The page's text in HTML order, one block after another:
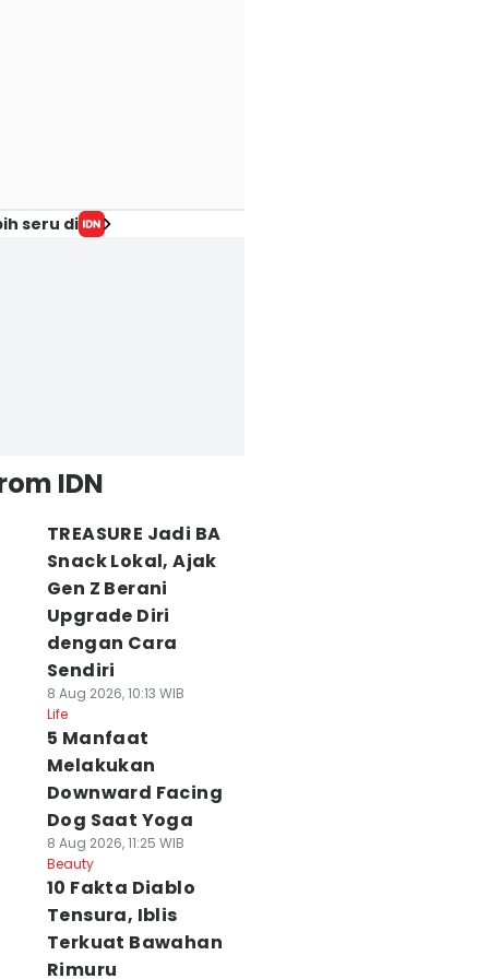
seru di
IDN
TREASURE Jadi BA
Snack Lokal, Ajak
Gen Z Berani
Upgrade Diri
dengan Cara
Sendiri
8 Aug 2026, 10:13 WIB
Life
5 Manfaat
Melakukan
Downward Facing
Dog Saat Yoga
8 Aug 2026, 11:25 WIB
Beauty
10 Fakta Diablo
Tensura, Iblis
Terkuat Bawahan
Rimuru